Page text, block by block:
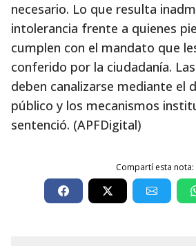
necesario. Lo que resulta
intolerancia frente a quienes
cumplen con el mandato que
conferido por la ciudadanía.
deben canalizarse mediante el
público y los mecanismos
sentenció. (APFDigital)
Compartí esta nota: